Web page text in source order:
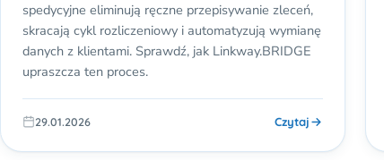
spedycyjne eliminują ręczne przepisywanie zleceń,
skracają cykl rozliczeniowy i automatyzują wymianę
danych z klientami. Sprawdź, jak Linkway.BRIDGE
upraszcza ten proces.
29.01.2026 Czytaj